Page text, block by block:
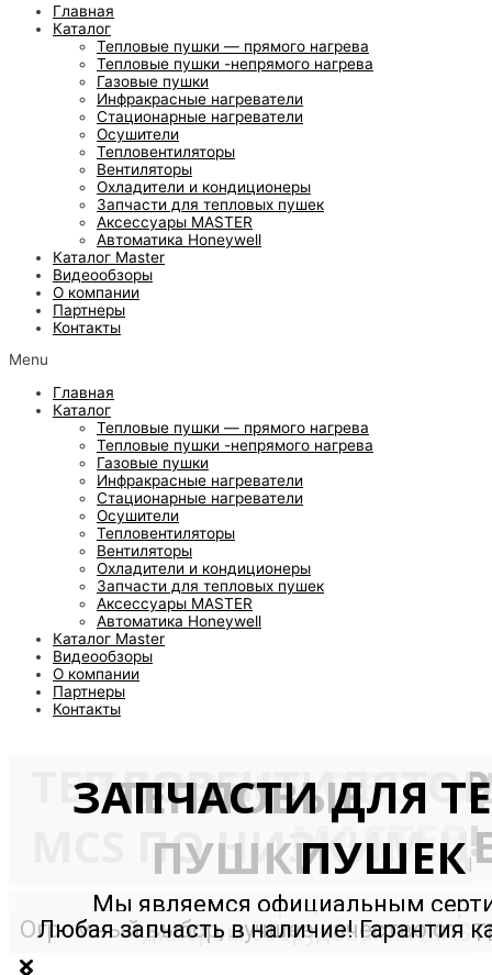
Главная
Каталог
Тепловые пушки — прямого нагрева
Тепловые пушки -непрямого нагрева
Газовые пушки
Инфракрасные нагреватели
Стационарные нагреватели
Осушители
Тепловентиляторы
Вентиляторы
Охладители и кондиционеры
Запчасти для тепловых пушек
Аксессуары MASTER
Автоматика Honeywell
Каталог Master
Видеообзоры
О компании
Партнеры
Контакты
Menu
Главная
Каталог
Тепловые пушки — прямого нагрева
Тепловые пушки -непрямого нагрева
Газовые пушки
Инфракрасные нагреватели
Стационарные нагреватели
Осушители
Тепловентиляторы
Вентиляторы
Охладители и кондиционеры
Запчасти для тепловых пушек
Аксессуары MASTER
Автоматика Honeywell
Каталог Master
Видеообзоры
О компании
Партнеры
Контакты
ТЕПЛОВОЕ
MASTER!
Мы являемся официальным
дилером оборудования
MCS ПО НИЗКИМ
ТЕПЛОВЫЕ
ПУШКИ
Огромный выбор, лучшее качество от
ЗАПЧАСТИ ДЛЯ
ПУШЕК
Любая запчасть в наличие! Гарантия